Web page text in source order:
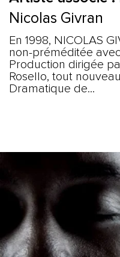
Nicolas Givran
En 1998, NICOLAS
non-préméditée
Production dirigée
Rosello, tout
Dramatique de...